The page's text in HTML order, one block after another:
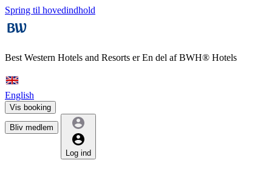
Spring til hovedindhold
Best Western Hotels and Resorts erEn del af BWH® Hotels
English
Vis booking
Bliv medlem
Log ind